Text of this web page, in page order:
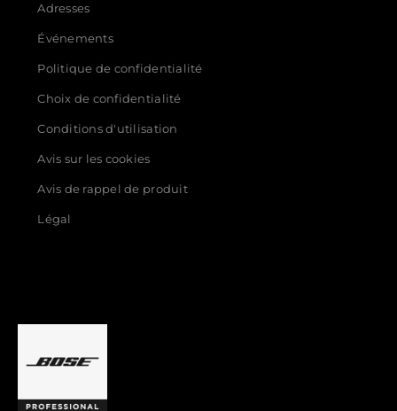
Adresses
Événements
Politique de confidentialité
Choix de confidentialité
Conditions d'utilisation
Avis sur les cookies
Avis de rappel de produit
Légal